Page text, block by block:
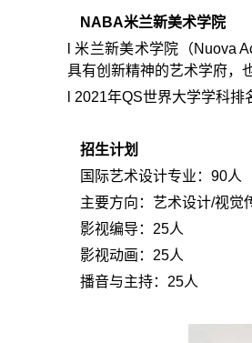
NABA米兰新美术学院
米兰新美术学院（Nuova
具有创新精神的艺术学府，
2021年QS世界大学学科排
招生计划
国际艺术设计专业：90人
主要方向：艺术设计/视觉
影视编导：25人
影视动画：25人
播音与主持：25人